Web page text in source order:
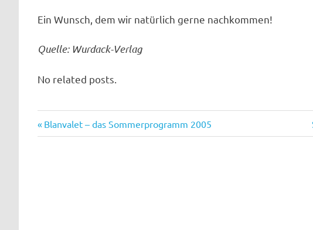
Ein Wunsch, dem wir natürlich gerne nachkommen!
Quelle: Wurdack-Verlag
No related posts.
Download
Beitragsnavigation
Vorheriger
Beitrag:
Blanvalet – das Sommerprogramm 2005